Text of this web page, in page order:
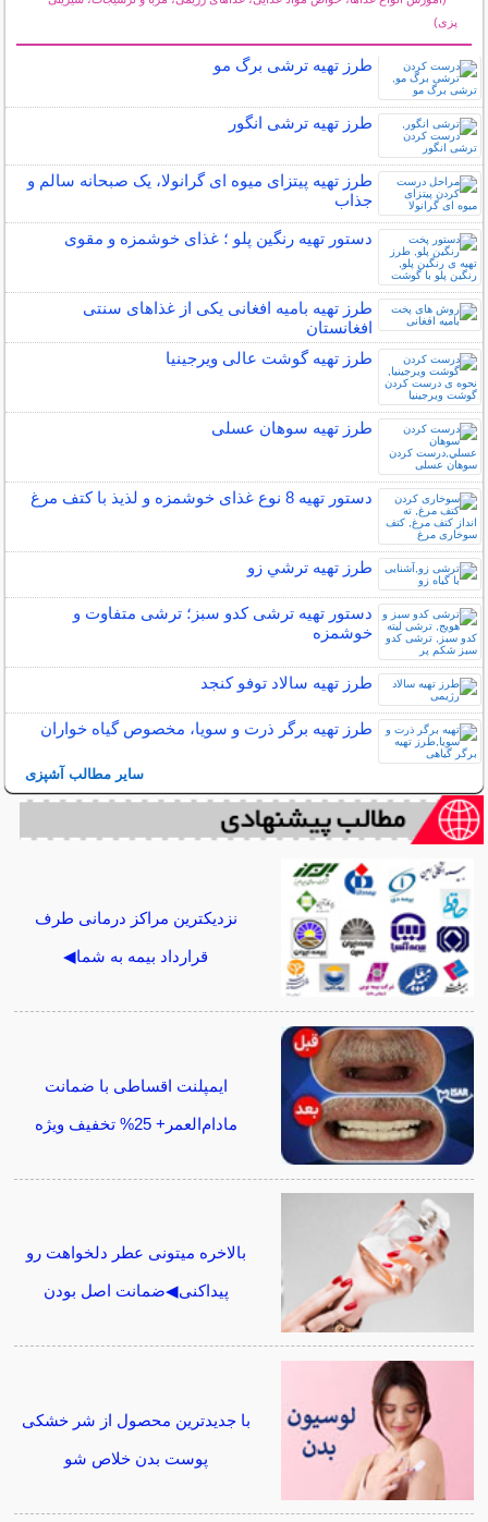
پزی)
طرز تهیه ترشی برگ مو
طرز تهیه ترشی انگور
طرز تهیه پیتزای میوه ای گرانولا، یک صبحانه سالم و
جذاب
دستور تهیه رنگین پلو ؛ غذای خوشمزه و مقوی
طرز تهیه بامیه افغانی یکی از غذاهای سنتی
افغانستان
طرز تهیه گوشت عالی ویرجینیا
طرز تهیه سوهان عسلی
دستور تهیه 8 نوع غذای خوشمزه و لذیذ با کتف مرغ
طرز تهیه ترشي زو
دستور تهیه ترشی کدو سبز؛ ترشی متفاوت و
خوشمزه
طرز تهیه سالاد توفو کنجد
طرز تهیه برگر ذرت و سویا، مخصوص گیاه خواران
سایر مطالب آشپزی
نزدیکترین مراکز درمانی طرف
قرارداد بیمه به شما◀
ایمپلنت اقساطی با ضمانت
مادام‌العمر+ 25% تخفیف ویژه
بالاخره میتونی عطر دلخواهت رو
پیداکنی◀ضمانت اصل بودن
با جدیدترین محصول از شر خشکی
پوست بدن خلاص شو